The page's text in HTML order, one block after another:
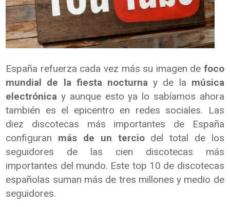
España refuerza cada vez más su imagen de foco
mundial de la fiesta nocturna y de la música
electrónica y aunque esto ya lo sabíamos ahora
también es el epicentro en redes sociales. Las
diez discotecas más importantes de España
configuran más de un terciodel total de los
seguidores de las cien discotecas más
importantes del mundo. Este top 10 de discotecas
españolas suman más de tres millones y medio de
seguidores.